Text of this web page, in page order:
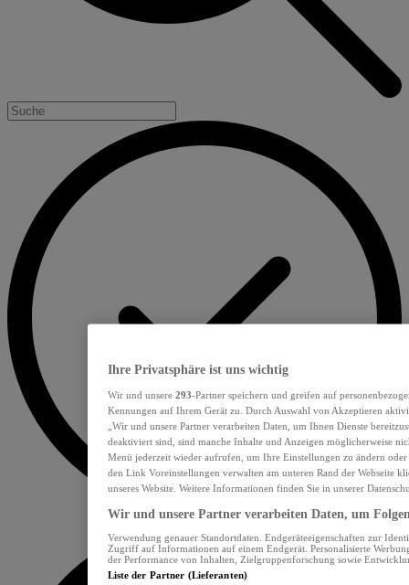
Ihre Privatsphäre ist uns wichtig
Wir und unsere 293-Partner speichern und greifen auf
Kennungen auf Ihrem Gerät zu. Durch Auswahl von Akzeptieren
„Wir und unsere Partner verarbeiten Daten, um Ihnen Dienste
deaktiviert sind, sind manche Inhalte und Anzeigen möglicherweise
Menü jederzeit wieder aufrufen, um Ihre Einstellungen zu ändern
den Link Voreinstellungen verwalten am unteren Rand der Webseite
unseres Website. Weitere Informationen finden Sie in unserer
Wir und unsere Partner verarbeiten Daten, um
Verwendung genauer Standortdaten. Endgeräteeigenschaften zur
Zugriff auf Informationen auf einem Endgerät. Personalisierte
der Performance von Inhalten, Zielgruppenforschung sowie
Liste der Partner (Lieferanten)